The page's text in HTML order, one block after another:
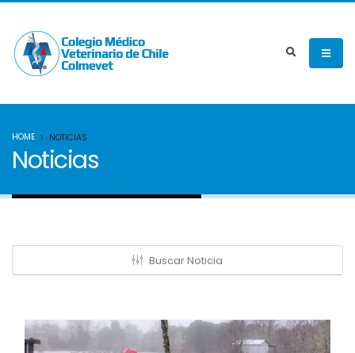
HOME NOTICIAS
Noticias
Buscar Noticia